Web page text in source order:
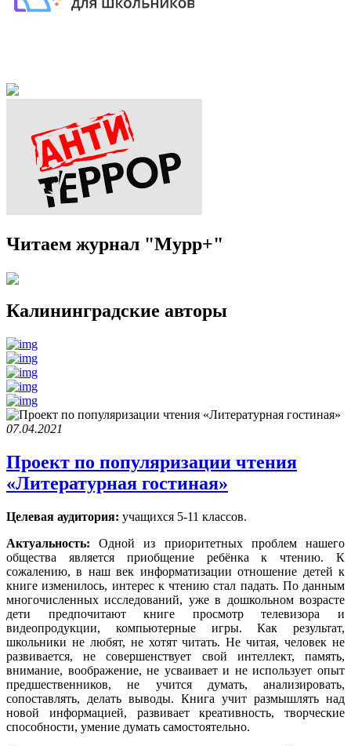
Читаем журнал "Мурр+"
Калининградские авторы
07.04.2021
Проект по популяризации чтения
«Литературная гостиная»
Целевая аудитория: учащихся 5-11 классов.
Актуальность:Одной из приоритетных проблем нашего
общества является приобщение ребёнка к чтению. К
сожалению, в наш век информатизации отношение детей к
книге изменилось, интерес к чтению стал падать. По данным
многочисленных исследований, уже в дошкольном возрасте
дети предпочитают книге просмотр телевизора и
видеопродукции, компьютерные игры. Как результат,
школьники не любят, не хотят читать. Не читая, человек не
развивается, не совершенствует свой интеллект, память,
внимание, воображение, не усваивает и не использует опыт
предшественников, не учится думать, анализировать,
сопоставлять, делать выводы. Книга учит размышлять над
новой информацией, развивает креативность, творческие
способности, умение думать самостоятельно.